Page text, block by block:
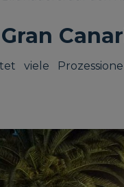
viele